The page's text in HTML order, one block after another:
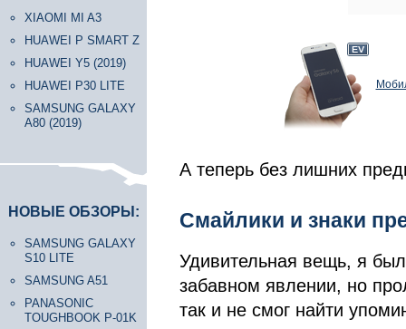
XIAOMI MI A3
HUAWEI P SMART Z
HUAWEI Y5 (2019)
HUAWEI P30 LITE
SAMSUNG GALAXY
A80 (2019)
НОВЫЕ ОБЗОРЫ:
SAMSUNG GALAXY
S10 LITE
SAMSUNG A51
PANASONIC
TOUGHBOOK P-01K
А теперь без лишних
Смайлики и знаки
Удивительная вещь, я
забавном явлении, но
так и не смог найти